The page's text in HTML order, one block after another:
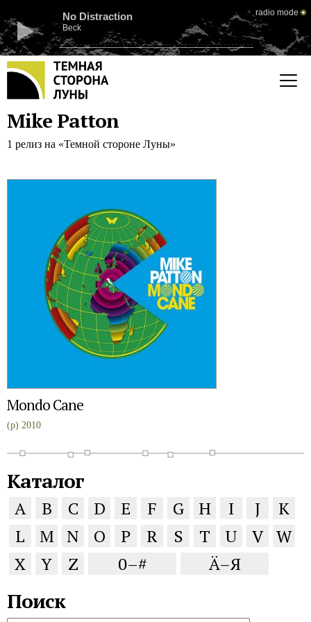
No Distraction
Beck
radio mode
Mike Patton
1 релиз на «Темной стороне Луны»
Mondo Cane
(p) 2010
Каталог
A B C D E F G H I J
K
L
M N O P R S T U V W
X
Y Z 0–# Ä–Я
Поиск